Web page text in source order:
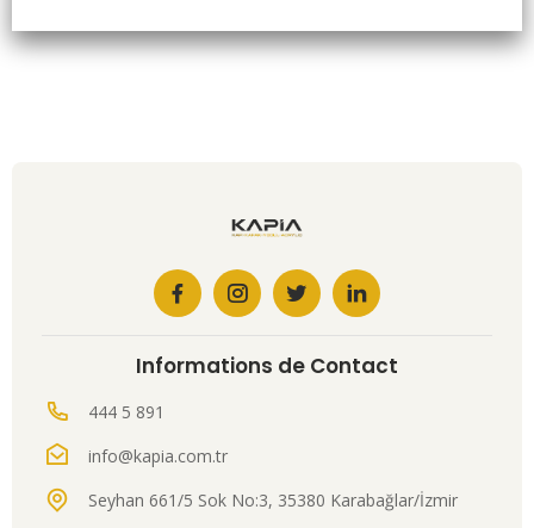
Informations de Contact
444 5 891
info@kapia.com.tr
Seyhan 661/5 Sok No:3, 35380 Karabağlar/İzmir